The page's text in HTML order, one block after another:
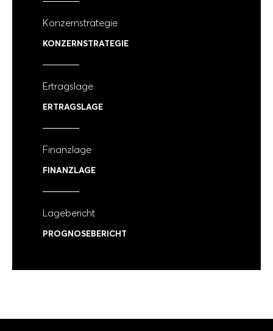
Konzernstrategie
KONZERNSTRATEGIE
Ertragslage
ERTRAGSLAGE
Finanzlage
FINANZLAGE
Lagebericht
PROGNOSEBERICHT